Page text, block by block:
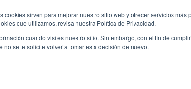
cookies sirven para mejorar nuestro sitio web y ofrecer servicios
que utilizamos, revisa nuestra Política de Privacidad.
cuando visites nuestro sitio. Sin embargo, con el fin de
se te solicite volver a tomar esta decisión de nuevo.